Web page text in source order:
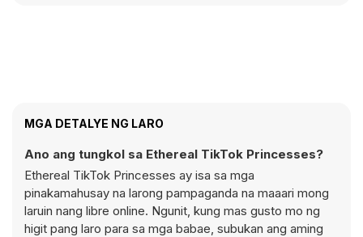
MGA DETALYE NG LARO
Ano ang tungkol sa Ethereal TikTok Princesses?
Ethereal TikTok Princesses ay isa sa mga
pinakamahusay na larong pampaganda na maaari mong
laruin nang libre online. Ngunit, kung mas gusto mo ng
higit pang laro para sa mga babae, subukan ang aming